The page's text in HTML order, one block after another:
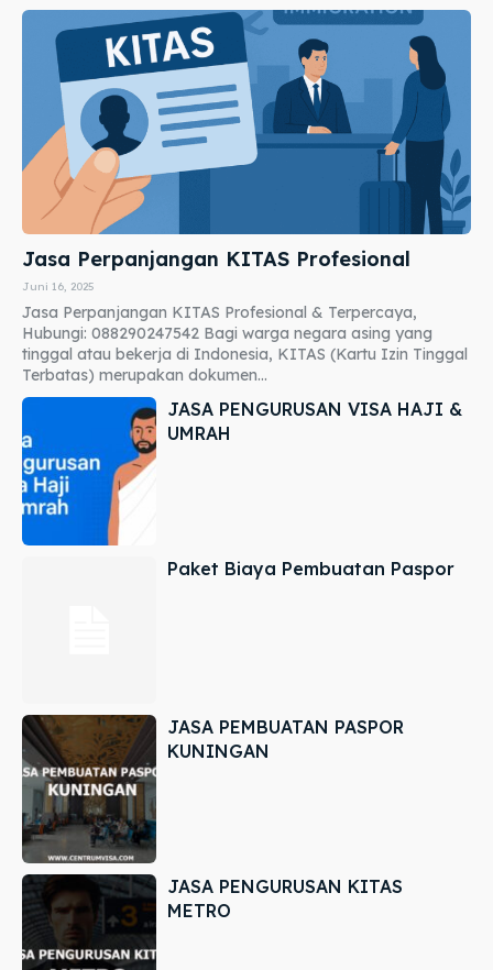
Jasa Perpanjangan KITAS Profesional
Juni 16, 2025
Jasa Perpanjangan KITAS Profesional & Terpercaya,
Hubungi: 088290247542 Bagi warga negara asing yang
tinggal atau bekerja di Indonesia, KITAS (Kartu Izin Tinggal
Terbatas) merupakan dokumen...
JASA PENGURUSAN VISA HAJI &
UMRAH
Paket Biaya Pembuatan Paspor
JASA PEMBUATAN PASPOR
KUNINGAN
JASA PENGURUSAN KITAS
METRO